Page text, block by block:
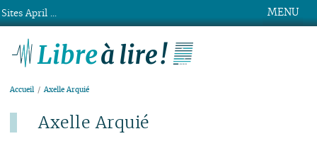
MENU
Accueil Axelle Arquié
Axelle Arquié
Sites April ...